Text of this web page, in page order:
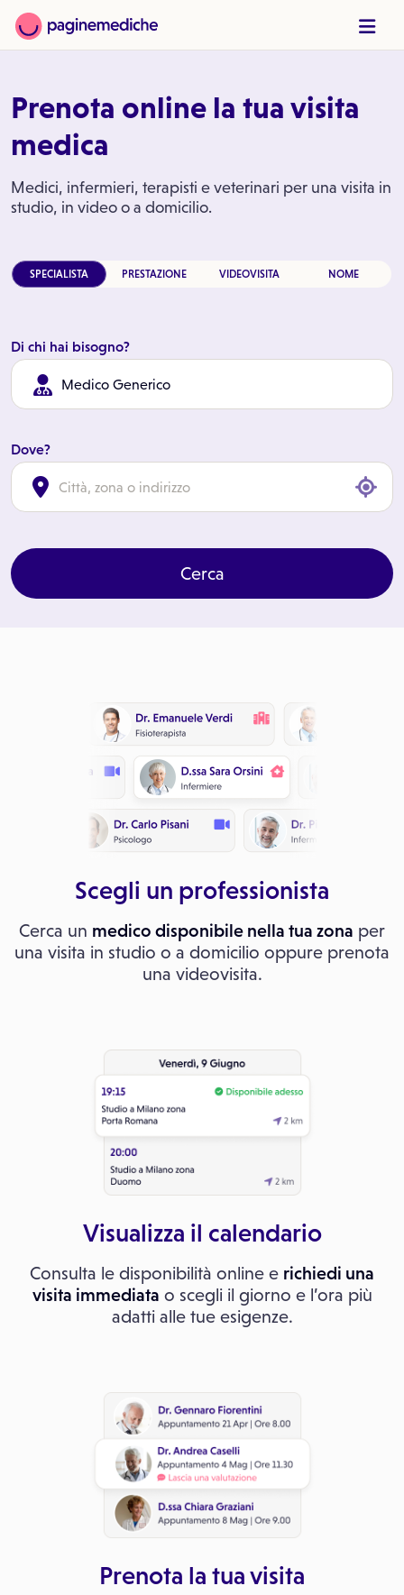
Prenota online la tua visita
medica
Medici, infermieri, terapisti e veterinari per una visita in
studio, in video o a domicilio.
SPECIALISTA PRESTAZIONE VIDEOVISITA NOME
Di chi hai bisogno?
Dove?
Cerca
Scegli un professionista
Cerca un medico disponibile nella tua zona per
una visita in studio o a domicilio oppure prenota
una videovisita.
Visualizza il calendario
Consulta le disponibilità online e richiedi una
visita immediata o scegli il giorno e l’ora più
adatti alle tue esigenze.
Prenota la tua visita